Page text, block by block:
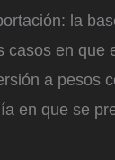
la
casos en que
a pesos
en que se